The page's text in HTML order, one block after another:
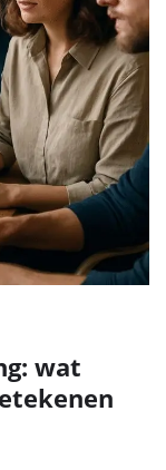
wat